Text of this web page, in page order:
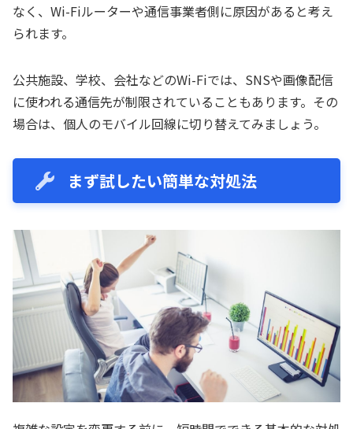
なく、Wi-Fiルーターや通信事業者側に原因があると考え
られます。
公共施設、学校、会社などのWi-Fiでは、SNSや画像配信
に使われる通信先が制限されていることもあります。その
場合は、個人のモバイル回線に切り替えてみましょう。
まず試したい簡単な対処法